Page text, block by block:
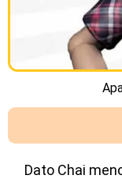
Dato Chai